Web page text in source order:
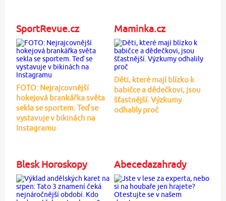
SportRevue.cz
FOTO: Nejrajcovnější
hokejová brankářka světa
sekla se sportem. Teď se
vystavuje v bikinách na
Instagramu
Maminka.cz
Děti, které mají blízko k
babičce a dědečkovi, jsou
šťastnější. Výzkumy
odhalily proč
Blesk Horoskopy Abecedazahrady